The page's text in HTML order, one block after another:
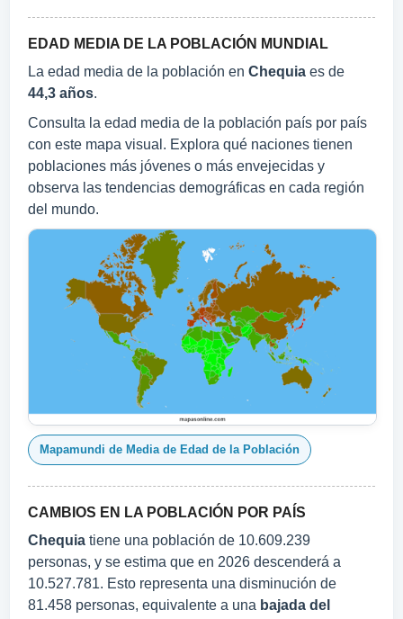
EDAD MEDIA DE LA POBLACIÓN MUNDIAL
La edad media de la población en Chequia es de
44,3 años.
Consulta la edad media de la población país por país
con este mapa visual. Explora qué naciones tienen
poblaciones más jóvenes o más envejecidas y
observa las tendencias demográficas en cada región
del mundo.
Mapamundi de Media de Edad de la Población
CAMBIOS EN LA POBLACIÓN POR PAÍS
Chequia tiene una población de 10.609.239
personas, y se estima que en 2026 descenderá a
10.527.781. Esto representa una disminución de
81.458 personas, equivalente a una bajada del